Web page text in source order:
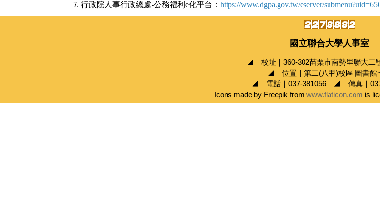
行政院人事行政總處-公務福利 e化平台： https://www.dgpa.gov.tw/eserver/
國立聯合大學人事室
◢ 校址｜360-302苗栗市南勢里聯大
◢ 位置｜第二(八甲)校區 圖書館
◢ 電話｜037-381056 ◢ 傳真｜
Icons made by Freepik from www.flaticon.com is